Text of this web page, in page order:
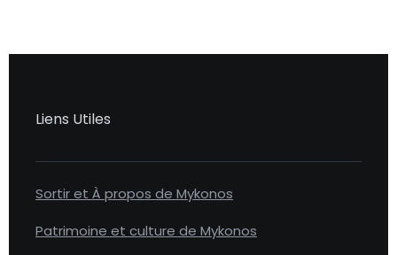
Liens Utiles
Sortir et À propos de Mykonos
Patrimoine et culture de Mykonos